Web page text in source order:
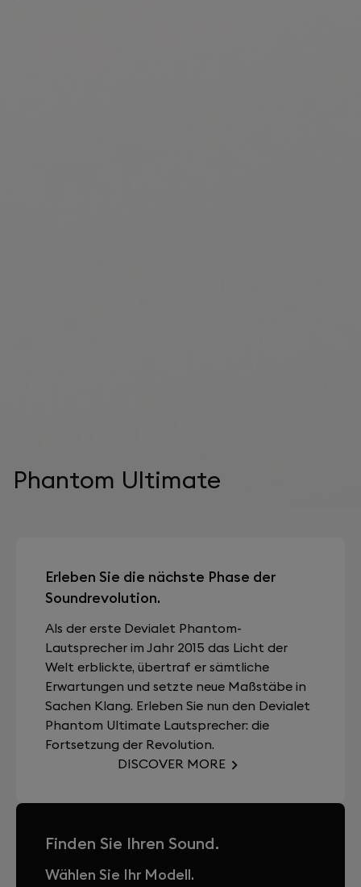
Phantom Ultimate
Erleben Sie die nächste Phase der
Soundrevolution.
Als der erste Devialet Phantom-
Lautsprecher im Jahr 2015 das Licht der
Welt erblickte, übertraf er sämtliche
Erwartungen und setzte neue Maßstäbe in
Sachen Klang. Erleben Sie nun den Devialet
Phantom Ultimate Lautsprecher: die
Fortsetzung der Revolution.
DISCOVER MORE
Finden Sie Ihren Sound.
Wählen Sie Ihr Modell.